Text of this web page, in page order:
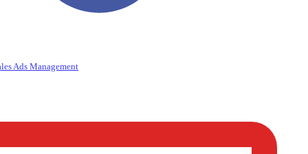
Ads Management